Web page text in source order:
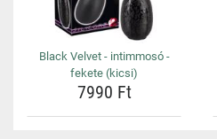
Black Velvet - intimmosó -
fekete (kicsi)
7990 Ft